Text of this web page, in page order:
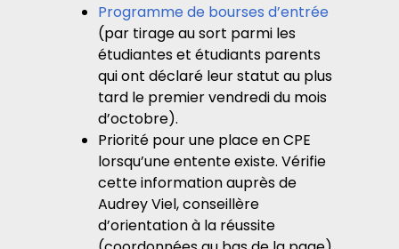
Programme de bourses d’entrée
(par tirage au sort parmi les
étudiantes et étudiants parents
qui ont déclaré leur statut au plus
tard le premier vendredi du mois
d’octobre).
Priorité pour une place en CPE
lorsqu’une entente existe. Vérifie
cette information auprès de
Audrey Viel, conseillère
d’orientation à la réussite